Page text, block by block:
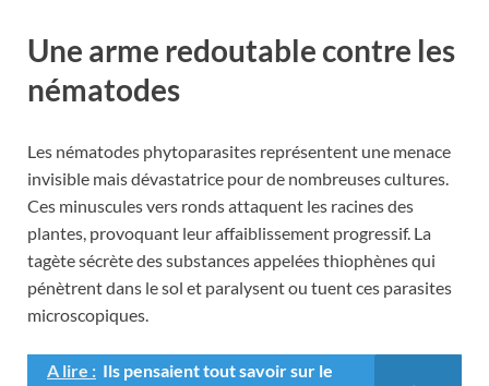
Une arme redoutable contre les
nématodes
Les nématodes phytoparasites représentent une menace
invisible mais dévastatrice pour de nombreuses cultures.
Ces minuscules vers ronds attaquent les racines des
plantes, provoquant leur affaiblissement progressif. La
tagète sécrète des substances appelées thiophènes qui
pénètrent dans le sol et paralysent ou tuent ces parasites
microscopiques.
A lire : Ils pensaient tout savoir sur le